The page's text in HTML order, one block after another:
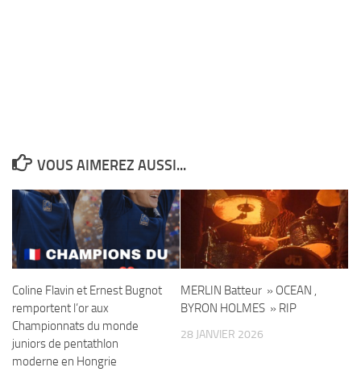
VOUS AIMEREZ AUSSI...
Coline Flavin et Ernest Bugnot
remportent l’or aux
Championnats du monde
juniors de pentathlon
moderne en Hongrie
MERLIN Batteur » OCEAN ,
BYRON HOLMES » RIP
28 JANVIER 2026